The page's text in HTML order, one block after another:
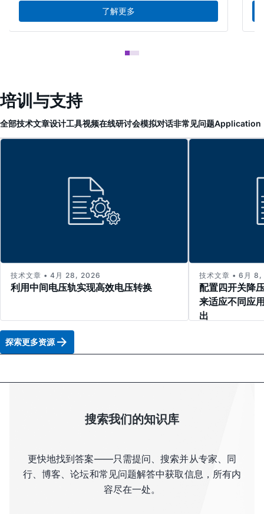
了解更多
培训与支持
全部技术文章设计工具视频在线研讨会模拟对话非常见问题Application
利用中间电压轨实现高效电压转换
技术文章 • 4月 28, 2026
配置四开关降
来适应不同应
出
技术文章 • 6月
探索更多资源
搜索我们的知识库
更快地找到答案——只需提问、搜索并从专家、同
行、博客、论坛和常见问题解答中获取信息，所有内
容尽在一处。